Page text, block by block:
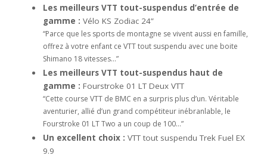
Les meilleurs VTT tout-suspendus d’entrée de
gamme : Vélo KS Zodiac 24”
“Parce que les sports de montagne se vivent aussi en famille,
offrez à votre enfant ce VTT tout suspendu avec une boite
Shimano 18 vitesses…”
Les meilleurs VTT tout-suspendus haut de
gamme : Fourstroke 01 LT Deux VTT
“Cette course VTT de BMC en a surpris plus d’un. Véritable
aventurier, allié d’un grand compétiteur inébranlable, le
Fourstroke 01 LT Two a un coup de 100…”
Un excellent choix : VTT tout suspendu Trek Fuel EX
9.9